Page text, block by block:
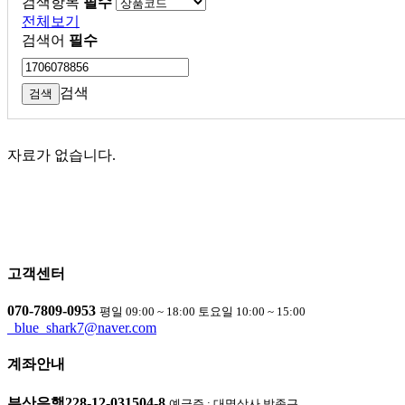
전체보기
검색어 필수
검색
자료가 없습니다.
고객센터
070-7809-0953 평일 09:00 ~ 18:00 토요일 10:00 ~ 15:00
blue_shark7@naver.com
계좌안내